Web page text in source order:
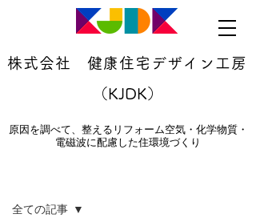
株式会社 健康住宅デザイン工房
（KJDK）
原因を調べて、整えるリフォーム空気・化学物質・
電磁波に配慮した住環境づくり
全ての記事